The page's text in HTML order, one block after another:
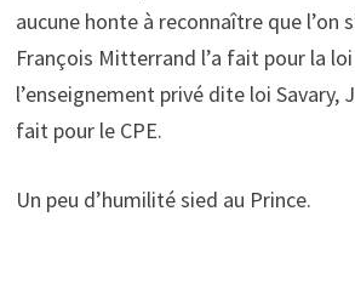
aucune honte à reconnaître que l’on
François Mitterrand l’a fait pour la
l’enseignement privé dite loi Savary,
fait pour le CPE.
Un peu d’humilité sied au Prince.